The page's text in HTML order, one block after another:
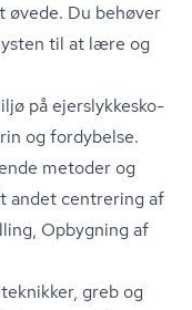
øvede. Du behøver
til at lære og
på ejer­s­lyk­ke­sko­
og fordybelse.
metoder og
andet centrering af
Opbygning af
greb og